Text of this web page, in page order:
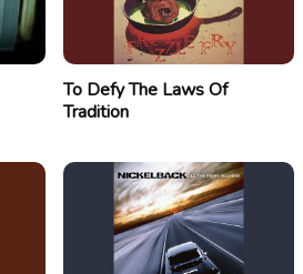
To Defy The Laws Of
Tradition